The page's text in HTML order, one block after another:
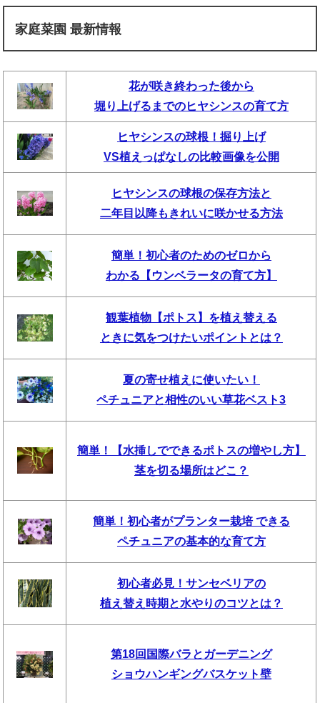
家庭菜園 最新情報
花が咲き終わった後から
堀り上げるまでのヒヤシンスの育て方
ヒヤシンスの球根！掘り上げ
VS植えっぱなしの比較画像を公開
ヒヤシンスの球根の保存方法と
二年目以降もきれいに咲かせる方法
簡単！初心者のためのゼロから
わかる【ウンベラータの育て方】
観葉植物【ポトス】を植え替える
ときに気をつけたいポイントとは？
夏の寄せ植えに使いたい！
ペチュニアと相性のいい草花ベスト3
簡単！【水挿しでできるポトスの増やし方】
茎を切る場所はどこ？
簡単！初心者がプランター栽培 できる
ペチュニアの基本的な育て方
初心者必見！サンセベリアの
植え替え時期と水やりのコツとは？
第18回国際バラとガーデニング
ショウハンギングバスケット壁